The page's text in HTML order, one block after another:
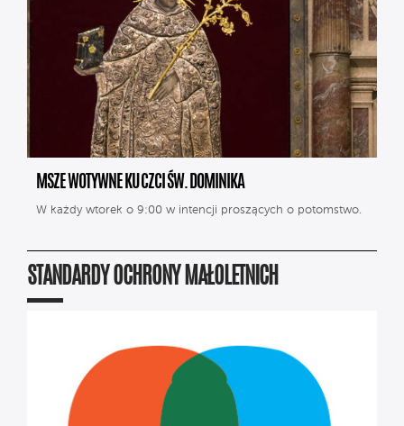
MSZE WOTYWNE KU CZCI ŚW. DOMINIKA
W każdy wtorek o 9:00 w intencji proszących o potomstwo.
STANDARDY OCHRONY MAŁOLETNICH